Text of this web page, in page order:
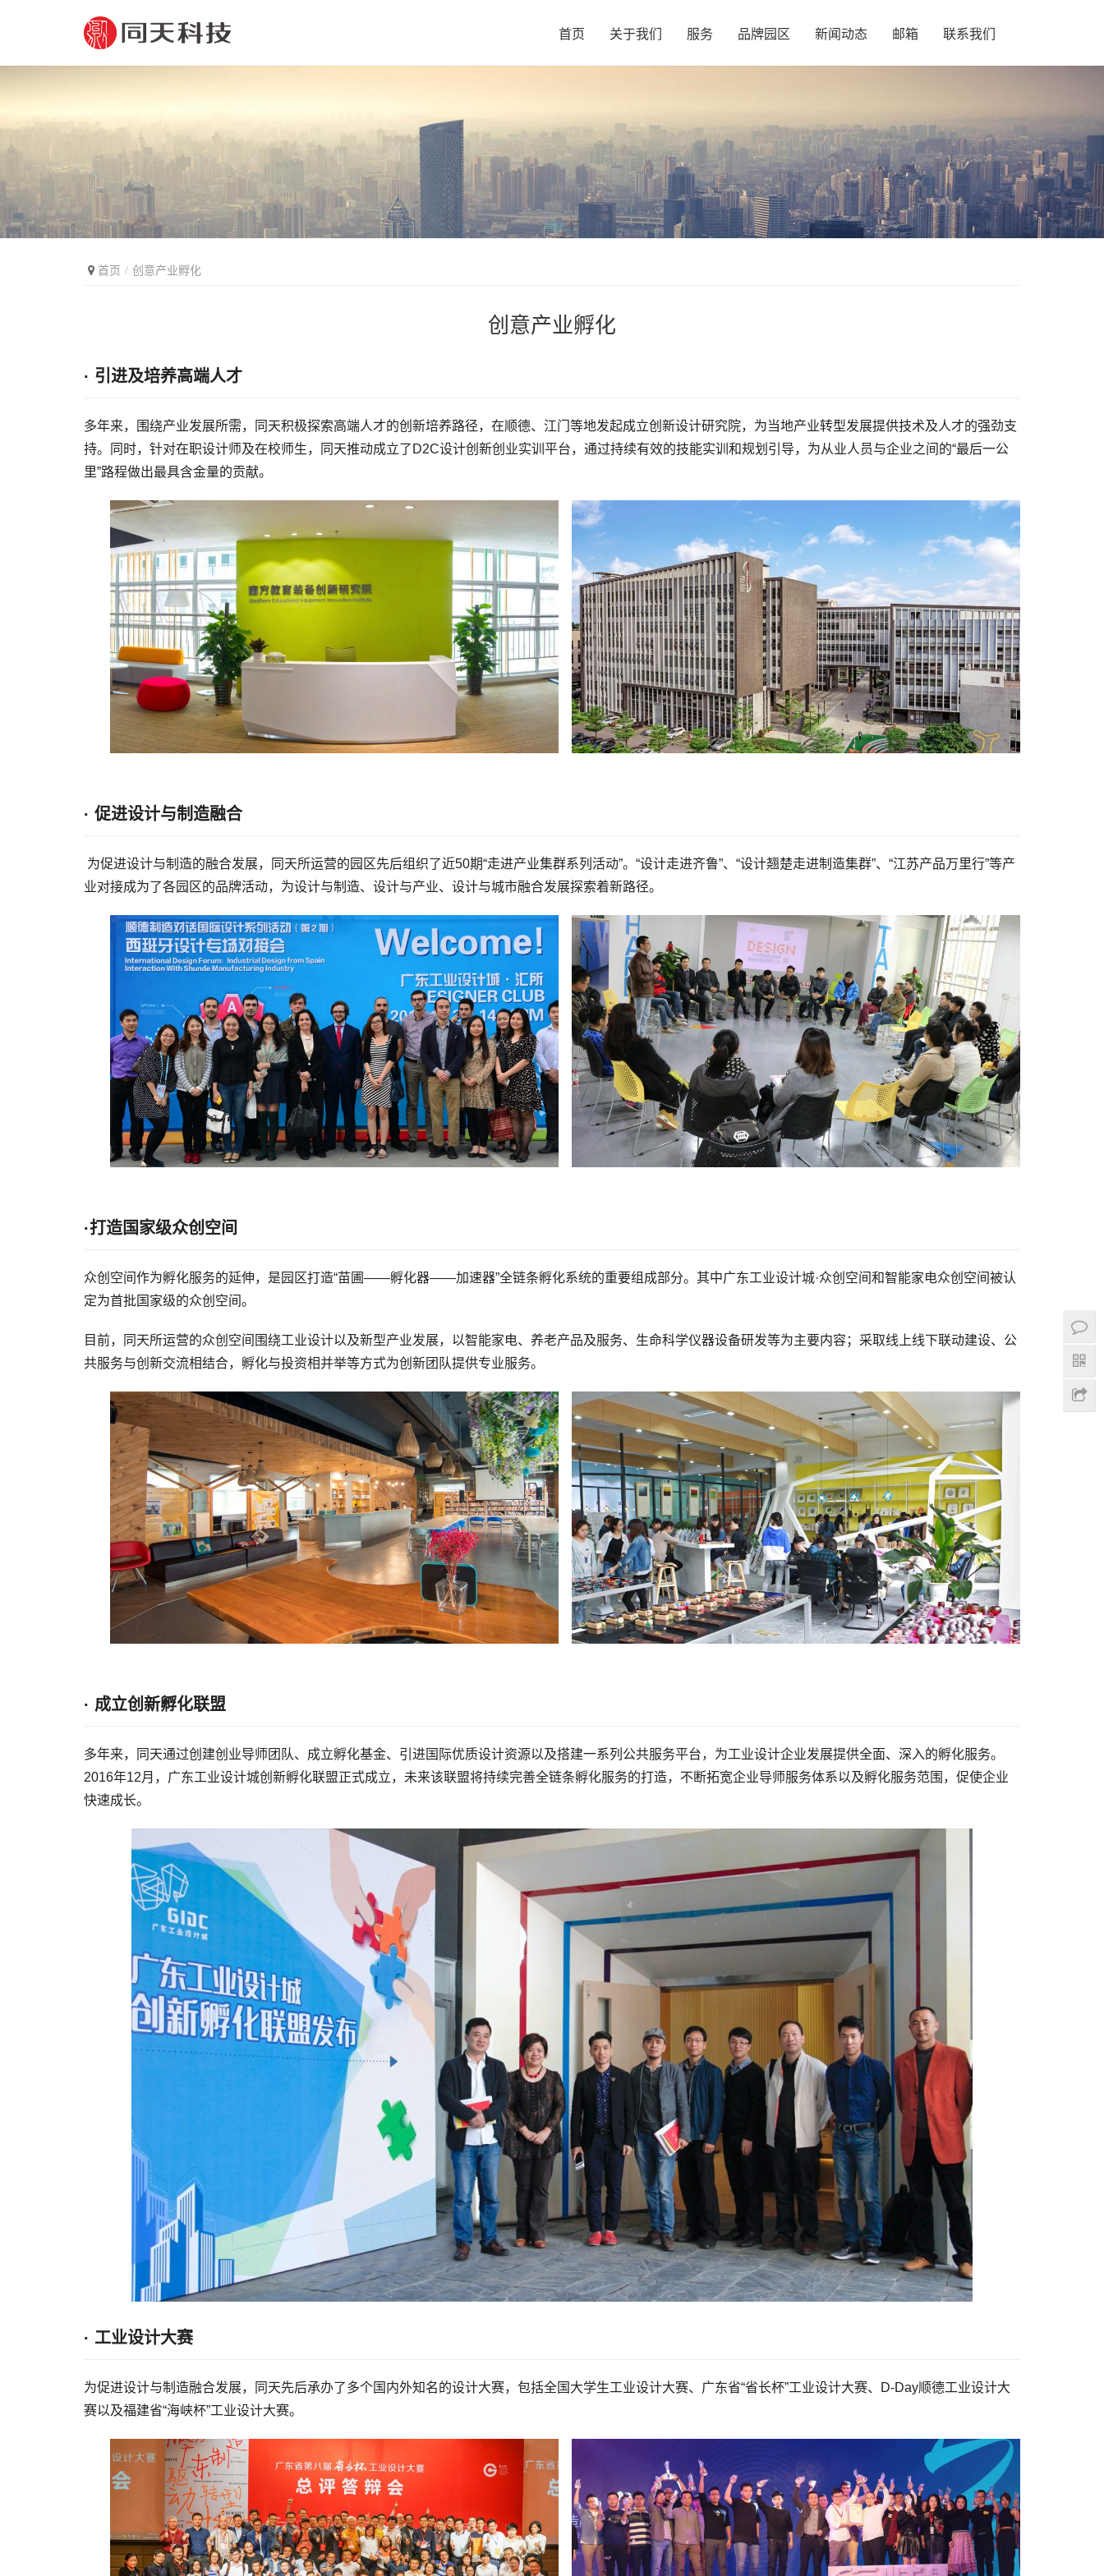
首页 关于我们 服务 品牌园区 新闻动态 邮箱 联系我们
首页 创意产业孵化
创意产业孵化
· 引进及培养高端人才
多年来，围绕产业发展所需，同天积极探索高端人才的创新培养路径，在顺德、江门等地发起成立创新设计研究院，为当地产业转型发展提供技术及人才的强劲支
持。同时，针对在职设计师及在校师生，同天推动成立了D2C设计创新创业实训平台，通过持续有效的技能实训和规划引导，为从业人员与企业之间的“最后一公
里”路程做出最具含金量的贡献。
· 促进设计与制造融合
为促进设计与制造的融合发展，同天所运营的园区先后组织了近50期“走进产业集群系列活动”。“设计走进齐鲁”、“设计翘楚走进制造集群”、“江苏产品万里行”等产
业对接成为了各园区的品牌活动，为设计与制造、设计与产业、设计与城市融合发展探索着新路径。
·打造国家级众创空间
众创空间作为孵化服务的延伸，是园区打造“苗圃——孵化器——加速器”全链条孵化系统的重要组成部分。其中广东工业设计城·众创空间和智能家电众创空间被认
定为首批国家级的众创空间。
目前，同天所运营的众创空间围绕工业设计以及新型产业发展，以智能家电、养老产品及服务、生命科学仪器设备研发等为主要内容；采取线上线下联动建设、公
共服务与创新交流相结合，孵化与投资相并举等方式为创新团队提供专业服务。
· 成立创新孵化联盟
多年来，同天通过创建创业导师团队、成立孵化基金、引进国际优质设计资源以及搭建一系列公共服务平台，为工业设计企业发展提供全面、深入的孵化服务。
2016年12月，广东工业设计城创新孵化联盟正式成立，未来该联盟将持续完善全链条孵化服务的打造，不断拓宽企业导师服务体系以及孵化服务范围，促使企业
快速成长。
· 工业设计大赛
为促进设计与制造融合发展，同天先后承办了多个国内外知名的设计大赛，包括全国大学生工业设计大赛、广东省“省长杯”工业设计大赛、D-Day顺德工业设计大
赛以及福建省“海峡杯”工业设计大赛。